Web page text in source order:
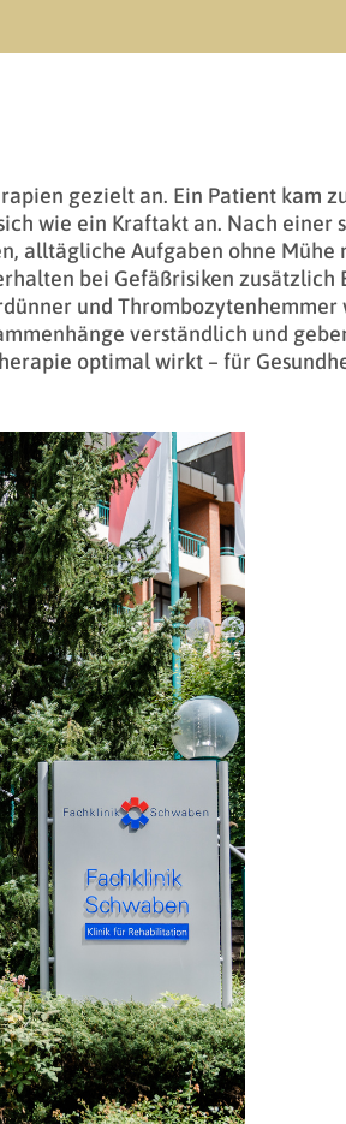
gezielt an. Ein Patient kam
wie ein Kraftakt an. Nach einer
alltägliche Aufgaben ohne Mühe
bei Gefäßrisiken zusätzlich
und
verständlich und
optimal wirkt – für